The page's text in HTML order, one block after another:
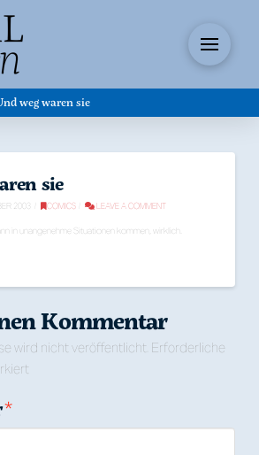
weg waren sie
sie
2003 COMICS LEAVE A COMMENT
in unangenehme Situationen kommen, wirklich.
Kommentar
wird nicht veröffentlicht. Erforderliche
*